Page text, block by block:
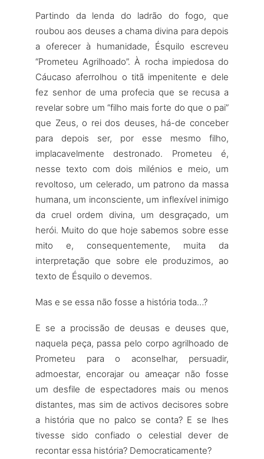
Partindo da lenda do ladrão do fogo, que
roubou aos deuses a chama divina para depois
a oferecer à humanidade, Ésquilo escreveu
“Prometeu Agrilhoado”. À rocha impiedosa do
Cáucaso aferrolhou o titã impenitente e dele
fez senhor de uma profecia que se recusa a
revelar sobre um “filho mais forte do que o pai”
que Zeus, o rei dos deuses, há-de conceber
para depois ser, por esse mesmo filho,
implacavelmente destronado. Prometeu é,
nesse texto com dois milénios e meio, um
revoltoso, um celerado, um patrono da massa
humana, um inconsciente, um inflexível inimigo
da cruel ordem divina, um desgraçado, um
herói. Muito do que hoje sabemos sobre esse
mito e, consequentemente, muita da
interpretação que sobre ele produzimos, ao
texto de Ésquilo o devemos.
Mas e se essa não fosse a história toda…?
E se a procissão de deusas e deuses que,
naquela peça, passa pelo corpo agrilhoado de
Prometeu para o aconselhar, persuadir,
admoestar, encorajar ou ameaçar não fosse
um desfile de espectadores mais ou menos
distantes, mas sim de activos decisores sobre
a história que no palco se conta? E se lhes
tivesse sido confiado o celestial dever de
recontar essa história? Democraticamente?